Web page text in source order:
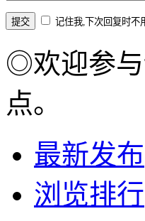
记住我,下次回复时不
◎欢迎参与
点。
最新发布
浏览排行